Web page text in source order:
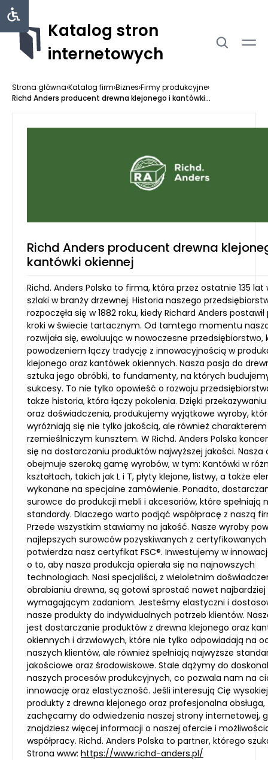
Katalog stron
internetowych
Strona główna›Katalog firm›Biznes›Firmy produkcyjne›
Richd Anders producent drewna klejonego i kantówki...
Richd Anders producent drewna
kantówki okiennej
Richd. Anders Polska to firma, która przez ostatnie 135 lat
szlaki w branży drzewnej. Historia naszego
rozpoczęła się w 1882 roku, kiedy Richard Anders
kroki w świecie tartacznym. Od tamtego momentu
rozwijała się, ewoluując w nowoczesne przedsiębiorstwo,
powodzeniem łączy tradycję z innowacyjnością w
klejonego oraz kantówek okiennych. Nasza pasja do
sztuka jego obróbki, to fundamenty, na których
sukcesy. To nie tylko opowieść o rozwoju
także historia, która łączy pokolenia. Dzięki
oraz doświadczenia, produkujemy wyjątkowe wyroby,
wyróżniają się nie tylko jakością, ale również
rzemieślniczym kunsztem. W Richd. Anders Polska
się na dostarczaniu produktów najwyższej jakości. Nasza
obejmuje szeroką gamę wyrobów, w tym: Kantówki w
kształtach, takich jak L i T, płyty klejone, listwy, a także
wykonane na specjalne zamówienie. Ponadto,
surowce do produkcji mebli i akcesoriów, które spełniają
standardy. Dlaczego warto podjąć współpracę z naszą
Przede wszystkim stawiamy na jakość. Nasze wyroby
najlepszych surowców pozyskiwanych z
potwierdza nasz certyfikat FSC®. Inwestujemy w
o to, aby nasza produkcja opierała się na najnowszych
technologiach. Nasi specjaliści, z wieloletnim
obrabianiu drewna, są gotowi sprostać nawet najbardziej
wymagającym zadaniom. Jesteśmy elastyczni i
nasze produkty do indywidualnych potrzeb klientów.
jest dostarczanie produktów z drewna klejonego oraz
okiennych i drzwiowych, które nie tylko odpowiadają na
naszych klientów, ale również spełniają najwyższe
jakościowe oraz środowiskowe. Stale dążymy do
naszych procesów produkcyjnych, co pozwala nam na
innowację oraz elastyczność. Jeśli interesują Cię
produkty z drewna klejonego oraz profesjonalna obsługa,
zachęcamy do odwiedzenia naszej strony internetowej,
znajdziesz więcej informacji o naszej ofercie i
współpracy. Richd. Anders Polska to partner, którego
Strona www: https://www.richd-anders.pl/